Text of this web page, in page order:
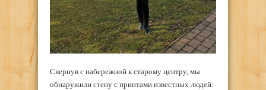
Свернув с набережной к старому центру, мы
обнаружили стену с принтами известных людей: